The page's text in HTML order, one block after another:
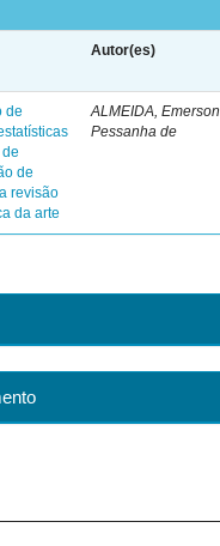
Autor(es)
de
de
revisão
da arte
ALMEIDA, Emerson
Pessanha de